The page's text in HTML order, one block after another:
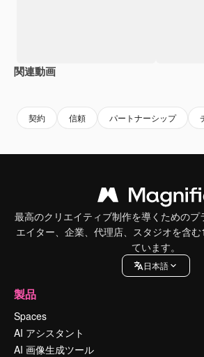
関連動画
契約 信頼 パートナーシップ
最高のクリエイティブ制作を導くためのプ
エイター、企業、代理店、スタジオを含
ています。
日本語
製品
Spaces
AI アシスタント
AI 画像生成ツール